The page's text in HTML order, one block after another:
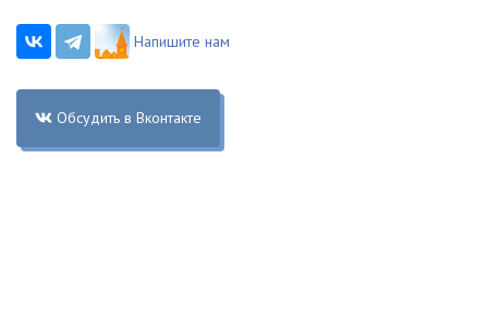
Напишите нам
Обсудить в Вконтакте